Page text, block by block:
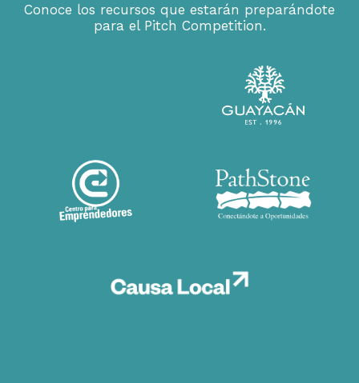
Conoce los recursos que estarán preparándote
para el Pitch Competition.